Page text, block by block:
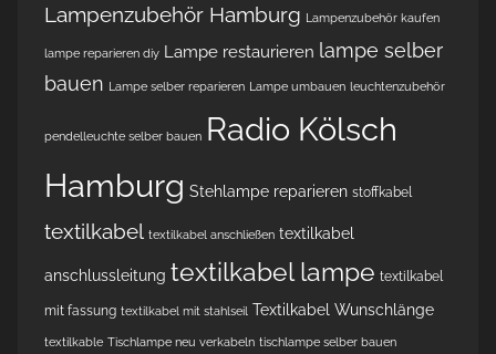
Lampenzubehör Hamburg Lampenzubehör kaufen
lampe reparieren diy Lampe restaurieren lampe selber
bauen Lampe selber reparieren Lampe umbauen leuchtenzubehör
pendelleuchte selber bauen Radio Kölsch
Hamburg Stehlampe reparieren stoffkabel
textilkabel textilkabel anschließen textilkabel
anschlussleitung textilkabel lampe textilkabel
mit fassung textilkabel mit stahlseil Textilkabel Wunschlänge
textilkable Tischlampe neu verkabeln tischlampe selber bauen